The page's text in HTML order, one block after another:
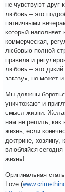
не чувствуют друг
любовь – это
пятничными
который наполняет
коммерческая,
любовью полной
правила и
любовь – это дикий
заказу», но может
Мы должны
уничтожают и
смысл жизни.
нам не решить, как
жизнь, если
доктрине, хозяину,
влюбляйся
жизнь!
Оригинальная
Love (